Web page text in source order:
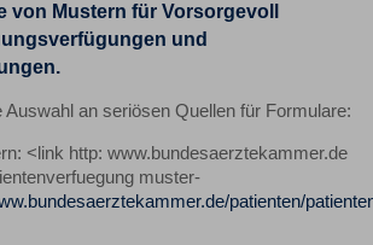
von Mustern für Vorsorgevoll
und
Auswahl an seriösen Quellen für Formulare:
<link http: www.bundesaerztekammer.de
muster-
patienten/